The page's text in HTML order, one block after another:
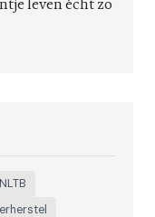
leven écht zo